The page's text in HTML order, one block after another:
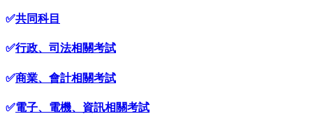
✅共同科目
✅行政、司法相關考試
✅商業、會計相關考試
✅電子、電機、資訊相關考試